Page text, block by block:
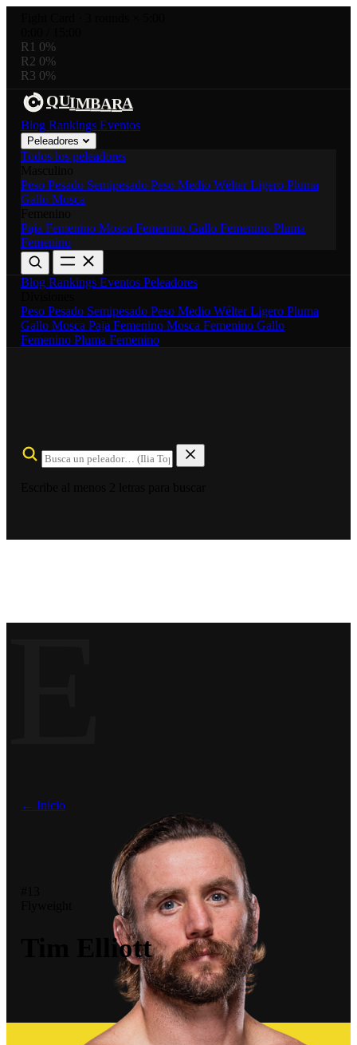
R1 0%
R2 0%
R3 0%
QUIMBARA
Blog Rankings Eventos
Peleadores
Todos los peleadores
Peso Pesado Semipesado Peso Medio WélterLigero Pluma
Gallo Mosca
Paja Femenino Mosca Femenino Gallo Femenino Pluma
Femenino
Blog Rankings Eventos Peleadores
Peso Pesado Semipesado Peso Medio WélterLigero Pluma
Gallo Mosca Paja Femenino Mosca Femenino Gallo
Femenino Pluma Femenino
← Inicio
Tim Elliott